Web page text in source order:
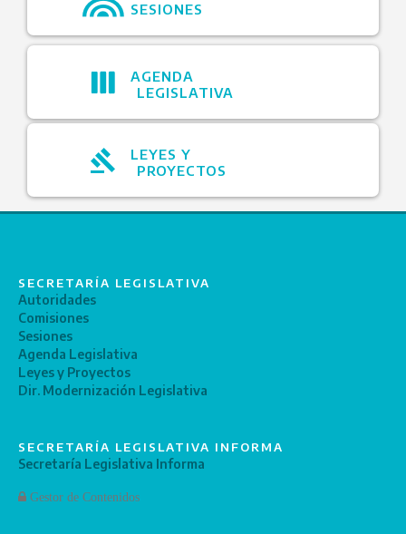
SESIONES
AGENDA
LEGISLATIVA
LEYES Y
PROYECTOS
SECRETARÍA LEGISLATIVA
Autoridades
Comisiones
Sesiones
Agenda Legislativa
Leyes y Proyectos
Dir. Modernización Legislativa
SECRETARÍA LEGISLATIVA INFORMA
Secretaría Legislativa Informa
Gestor de Contenidos